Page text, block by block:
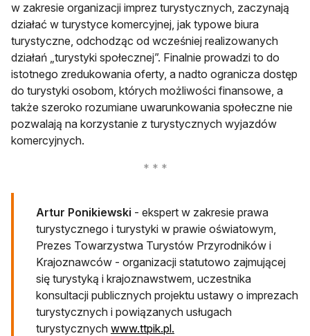
w zakresie organizacji imprez turystycznych, zaczynają
działać w turystyce komercyjnej, jak typowe biura
turystyczne, odchodząc od wcześniej realizowanych
działań „turystyki społecznej”. Finalnie prowadzi to do
istotnego zredukowania oferty, a nadto ogranicza dostęp
do turystyki osobom, których możliwości finansowe, a
także szeroko rozumiane uwarunkowania społeczne nie
pozwalają na korzystanie z turystycznych wyjazdów
komercyjnych.
Artur Ponikiewski - ekspert w zakresie prawa
turystycznego i turystyki w prawie oświatowym,
Prezes Towarzystwa Turystów Przyrodników i
Krajoznawców - organizacji statutowo zajmującej
się turystyką i krajoznawstwem, uczestnika
konsultacji publicznych projektu ustawy o imprezach
turystycznych i powiązanych usługach
turystycznych www.ttpik.pl.